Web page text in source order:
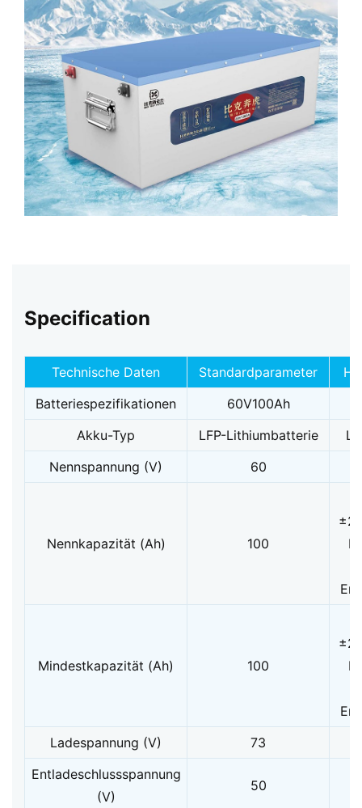
Specification
Technische Daten Standardparameter
Batteriespezifikationen
60V100Ah
Akku-Typ
LFP-Lithiumbatterie
Nennspannung (V)
60
Nennkapazität (Ah) 100
Mindestkapazität (Ah) 100
Ladespannung (V)
73
Entladeschlussspannung
(V)
50